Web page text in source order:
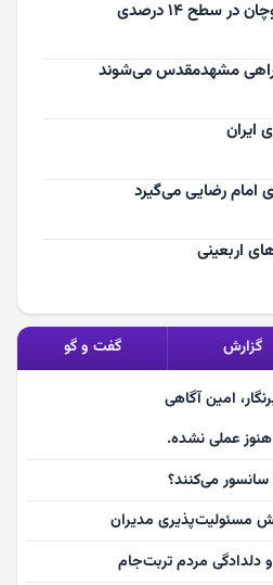
سطح ۱۴ درصدی
ایران
امام رضایی می‌گیرد
اربعینی
گزارش گفت و گو
امین آگاهی
عملی نشده.
سانسور می‌کنند؟
مسئولیت‌پذیری مدیران
دلدادگی مردم تربت‌جام